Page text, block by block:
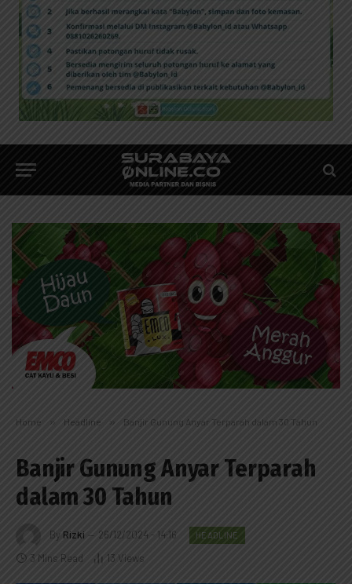
Home » Headline » Banjir Gunung Anyar Terparah dalam 30 Tahun
Banjir Gunung Anyar Terparah
dalam 30 Tahun
By Rizki 26/12/2024 - 14:16 HEADLINE
3 Mins Read 13 Views